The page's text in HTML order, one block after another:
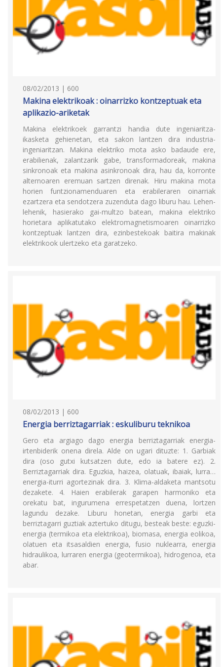
08/02/2013 | 600
Makina elektrikoak : oinarrizko kontzeptuak eta
aplikazio-ariketak
Makina elektrikoek garrantzi handia dute ingeniaritza-
ikasketa gehienetan, eta sakon lantzen dira industria-
ingeniaritzan. Makina elektriko mota asko badaude ere,
erabilienak, zalantzarik gabe, transformadoreak, makina
sinkronoak eta makina asinkronoak dira, hau da, korronte
alternoaren eremuan sartzen direnak. Hiru makina mota
horien funtzionamenduaren eta erabileraren oinarriak
ezartzera eta sendotzera zuzenduta dago liburu hau. Lehen-
lehenik, hasierako gai-multzo batean, makina elektriko
horietara aplikatutako elektromagnetismoaren oinarrizko
kontzeptuak lantzen dira, ezinbestekoak baitira makinak
elektrikook ulertzeko eta garatzeko.
08/02/2013 | 600
Energia berriztagarriak : eskuliburu teknikoa
Gero eta argiago dago energia berriztagarriak energia-
irtenbiderik onena direla. Alde on ugari dituzte: 1. Garbiak
dira (oso gutxi kutsatzen dute, edo ia batere ez). 2.
Berriztagarriak dira. Eguzkia, haizea, olatuak, ibaiak, lurra…
energia-iturri agortezinak dira. 3. Klima-aldaketa mantsotu
dezakete. 4. Haien erabilerak garapen harmoniko eta
orekatu bat, ingurumena errespetatzen duena, lortzen
lagundu dezake. Liburu honetan, energia garbi eta
berriztagarri guztiak aztertuko ditugu, besteak beste: eguzki-
energia (termikoa eta elektrikoa), biomasa, energia eolikoa,
olatuen eta itsasaldien energia, fusio nuklearra, energia
hidraulikoa, lurraren energia (geotermikoa), hidrogenoa, eta
abar.